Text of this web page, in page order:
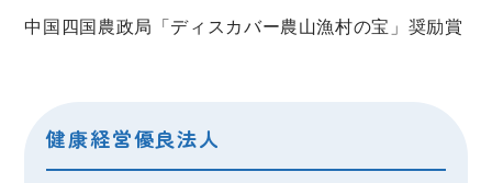
中国四国農政局「ディスカバー農山漁村の宝」奨励賞
健康経営優良法人